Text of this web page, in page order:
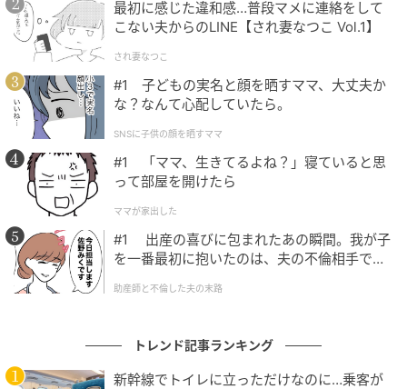
赤外線カメラで縫製糸を確認すると、正規品は白く映
るのに対し、偽造品は黒っぽく反応します。
国旗の枠
国旗の枠部分も、正規品は光沢のあるプリントなのに
対し、偽造品は光沢のないプリントになっています。
単体で判断するより、エンブレム、縫製、質感を重ね
て確認することが大切そうです。スニダン側は、今後
も最新の鑑定情報を発信していく姿勢も示していま
す。
購入後や出品時に知りたい対応
最初に感じた違和感…普段マメに連絡をして
こない夫からのLINE【され妻なつこ Vol.1】
され妻なつこ
#1 子どもの実名と顔を晒すママ、大丈夫か
な？なんて心配していたら。
SNSに子供の顔を晒すママ
#1 「ママ、生きてるよね？」寝ていると思
って部屋を開けたら
ママが家出した
#1 出産の喜びに包まれたあの瞬間。我が子
を一番最初に抱いたのは、夫の不倫相手でし
助産師と不倫した夫の末路
トレンド記事ランキング
新幹線でトイレに立っただけなのに…乗客が